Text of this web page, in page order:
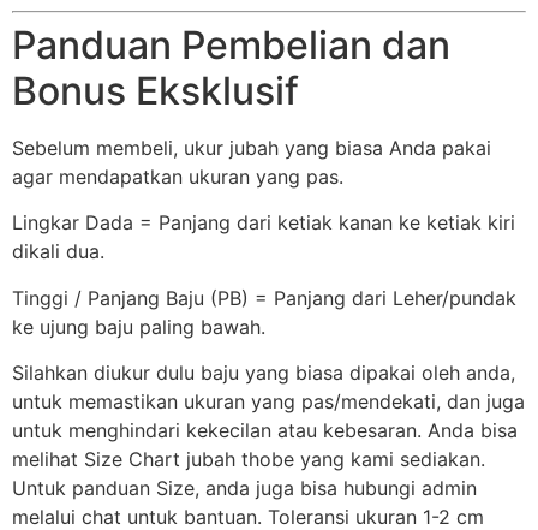
Panduan Pembelian dan
Bonus Eksklusif
Sebelum membeli, ukur jubah yang biasa Anda pakai
agar mendapatkan ukuran yang pas.
Lingkar Dada = Panjang dari ketiak kanan ke ketiak kiri
dikali dua.
Tinggi / Panjang Baju (PB) = Panjang dari Leher/pundak
ke ujung baju paling bawah.
Silahkan diukur dulu baju yang biasa dipakai oleh anda,
untuk memastikan ukuran yang pas/mendekati, dan juga
untuk menghindari kekecilan atau kebesaran. Anda bisa
melihat Size Chart jubah thobe yang kami sediakan.
Untuk panduan Size, anda juga bisa hubungi admin
melalui chat untuk bantuan. Toleransi ukuran 1-2 cm